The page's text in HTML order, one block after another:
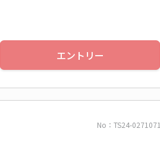
エントリー
No：TS24-0271071